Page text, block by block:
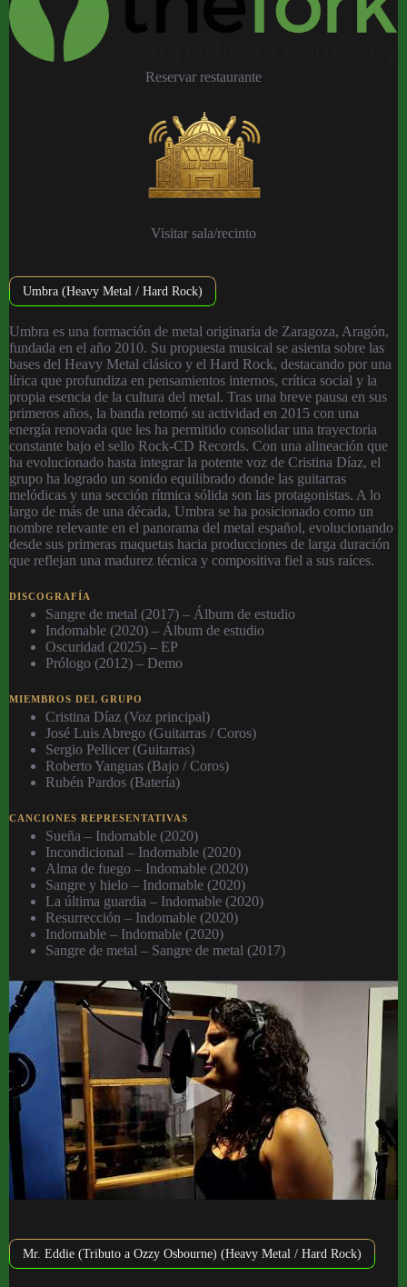
Reservar restaurante
Visitar sala/recinto
Umbra (Heavy Metal / Hard Rock)
Umbra es una formación de metal originaria de Zaragoza, Aragón,
fundada en el año 2010. Su propuesta musical se asienta sobre las
bases del Heavy Metal clásico y el Hard Rock, destacando por una
lírica que profundiza en pensamientos internos, crítica social y la
propia esencia de la cultura del metal. Tras una breve pausa en sus
primeros años, la banda retomó su actividad en 2015 con una
energía renovada que les ha permitido consolidar una trayectoria
constante bajo el sello Rock-CD Records. Con una alineación que
ha evolucionado hasta integrar la potente voz de Cristina Díaz, el
grupo ha logrado un sonido equilibrado donde las guitarras
melódicas y una sección rítmica sólida son las protagonistas. A lo
largo de más de una década, Umbra se ha posicionado como un
nombre relevante en el panorama del metal español, evolucionando
desde sus primeras maquetas hacia producciones de larga duración
que reflejan una madurez técnica y compositiva fiel a sus raíces.
DISCOGRAFÍA
Sangre de metal (2017) – Álbum de estudio
Indomable (2020) – Álbum de estudio
Oscuridad (2025) – EP
Prólogo (2012) – Demo
MIEMBROS DEL GRUPO
Cristina Díaz (Voz principal)
José Luis Abrego (Guitarras / Coros)
Sergio Pellicer (Guitarras)
Roberto Yanguas (Bajo / Coros)
Rubén Pardos (Batería)
CANCIONES REPRESENTATIVAS
Sueña – Indomable (2020)
Incondicional – Indomable (2020)
Alma de fuego – Indomable (2020)
Sangre y hielo – Indomable (2020)
La última guardia – Indomable (2020)
Resurrección – Indomable (2020)
Indomable – Indomable (2020)
Sangre de metal – Sangre de metal (2017)
Mr. Eddie (Tributo a Ozzy Osbourne) (Heavy Metal / Hard Rock)